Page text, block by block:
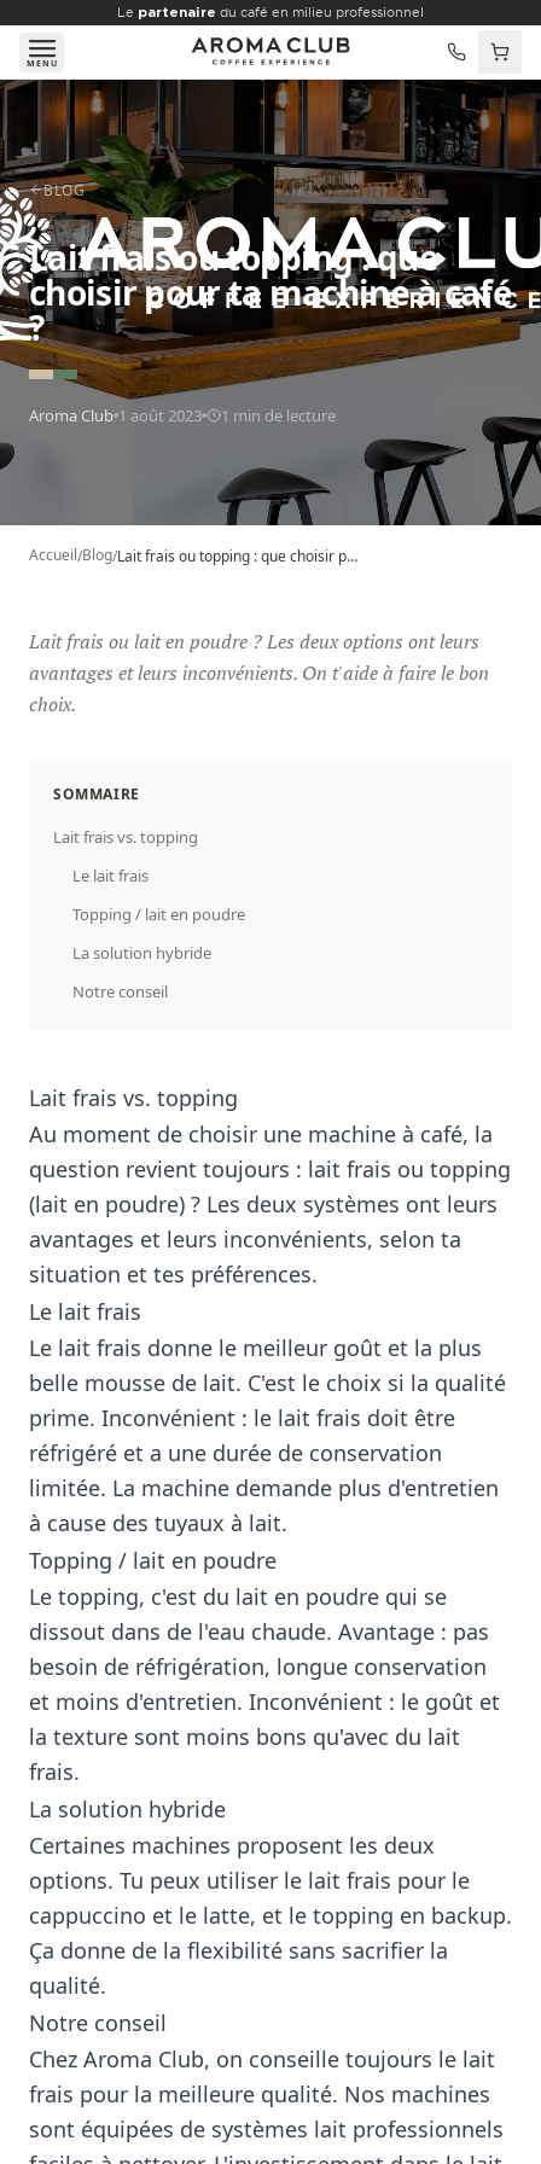
Aller au contenu principal
Le partenaire du café en milieu professionnel
MENU
BLOG
Lait frais ou topping : que
choisir pour ta machine à café
?
Aroma Club 1 août 2023 1 min de lecture
Accueil/Blog/ Lait frais ou topping : que choisir pour ta machine à café ?
Lait frais ou lait en poudre ? Les deux options ont leurs
avantages et leurs inconvénients. On t'aide à faire le bon
choix.
SOMMAIRE
Lait frais vs. topping
Le lait frais
Topping / lait en poudre
La solution hybride
Notre conseil
Lait frais vs. topping
Au moment de choisir une machine à café, la
question revient toujours : lait frais ou topping
(lait en poudre) ? Les deux systèmes ont leurs
avantages et leurs inconvénients, selon ta
situation et tes préférences.
Le lait frais
Le lait frais donne le meilleur goût et la plus
belle mousse de lait. C'est le choix si la qualité
prime. Inconvénient : le lait frais doit être
réfrigéré et a une durée de conservation
limitée. La machine demande plus d'entretien
à cause des tuyaux à lait.
Topping / lait en poudre
Le topping, c'est du lait en poudre qui se
dissout dans de l'eau chaude. Avantage : pas
besoin de réfrigération, longue conservation
et moins d'entretien. Inconvénient : le goût et
la texture sont moins bons qu'avec du lait
frais.
La solution hybride
Certaines machines proposent les deux
options. Tu peux utiliser le lait frais pour le
cappuccino et le latte, et le topping en backup.
Ça donne de la flexibilité sans sacrifier la
qualité.
Notre conseil
Chez Aroma Club, on conseille toujours le lait
frais pour la meilleure qualité. Nos machines
sont équipées de systèmes lait professionnels